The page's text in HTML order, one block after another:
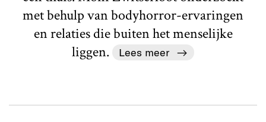
met behulp van bodyhorror-ervaringen
en relaties die buiten het menselijke
liggen.
Lees meer